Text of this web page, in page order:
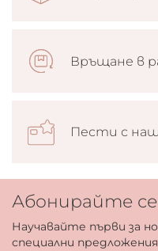
Връщане в
Пести с
Абонирайте
Научавайте първи за
специални